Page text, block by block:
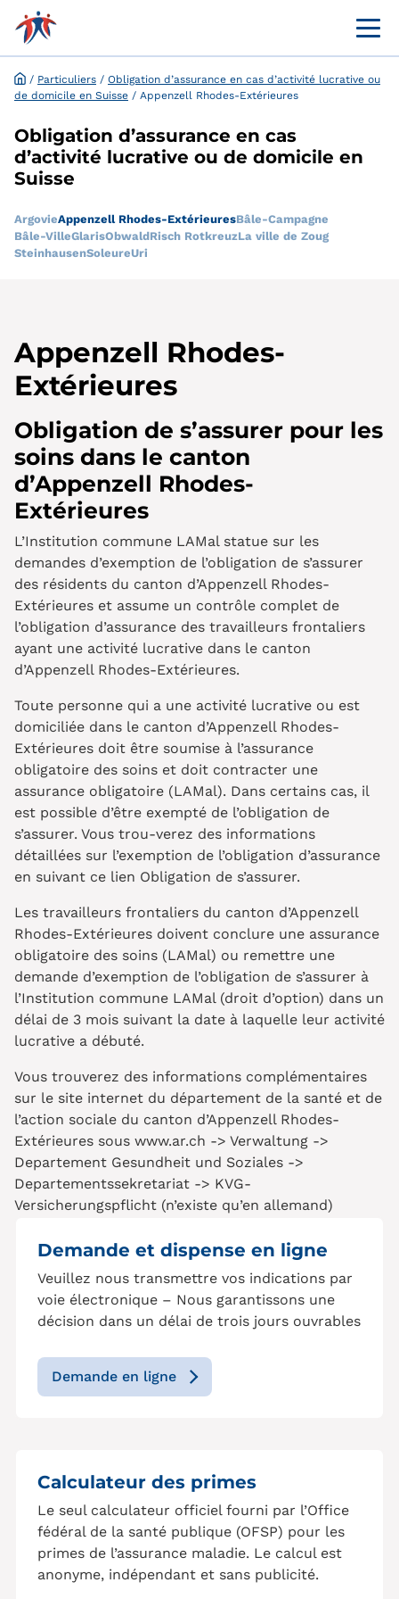
Menü
/ Particuliers / Obligation d’assurance en cas d’activité lucrative ou
de domicile en Suisse / Appenzell Rhodes-Extérieures
Obligation d’assurance en cas
d’activité lucrative ou de domicile en
Suisse
ArgovieAppenzell Rhodes-ExtérieuresBâle-Campagne
Bâle-VilleGlarisObwaldRisch RotkreuzLa ville de Zoug
SteinhausenSoleureUri
Appenzell Rhodes-
Extérieures
Obligation de s’assurer pour les
soins dans le canton
d’Appenzell Rhodes-
Extérieures
L’Institution commune LAMal statue sur les
demandes d’exemption de l’obligation de s’assurer
des résidents du canton d’Appenzell Rhodes-
Extérieures et assume un contrôle complet de
l’obligation d’assurance des travailleurs frontaliers
ayant une activité lucrative dans le canton
d’Appenzell Rhodes-Extérieures.
Toute personne qui a une activité lucrative ou est
domiciliée dans le canton d’Appenzell Rhodes-
Extérieures doit être soumise à l’assurance
obligatoire des soins et doit contracter une
assurance obligatoire (LAMal). Dans certains cas, il
est possible d’être exempté de l’obligation de
s’assurer. Vous trou-verez des informations
détaillées sur l’exemption de l’obligation d’assurance
en suivant ce lien Obligation de s’assurer.
Les travailleurs frontaliers du canton d’Appenzell
Rhodes-Extérieures doivent conclure une assurance
obligatoire des soins (LAMal) ou remettre une
demande d’exemption de l’obligation de s’assurer à
l’Institution commune LAMal (droit d’option) dans un
délai de 3 mois suivant la date à laquelle leur activité
lucrative a débuté.
Vous trouverez des informations complémentaires
sur le site internet du département de la santé et de
l’action sociale du canton d’Appenzell Rhodes-
Extérieures sous www.ar.ch -> Verwaltung ->
Departement Gesundheit und Soziales ->
Departementssekretariat -> KVG-
Versicherungspflicht (n’existe qu’en allemand)
Demande et dispense en ligne
Veuillez nous transmettre vos indications par
voie électronique – Nous garantissons une
décision dans un délai de trois jours ouvrables
Demande en ligne
Calculateur des primes
Le seul calculateur officiel fourni par l’Office
fédéral de la santé publique (OFSP) pour les
primes de l’assurance maladie. Le calcul est
anonyme, indépendant et sans publicité.